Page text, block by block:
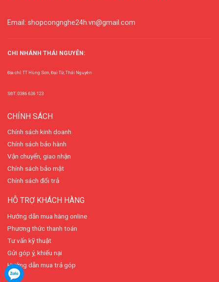
Email: shopcongnghe24h.vn@gmail.com
CHI NHÁNH THÁI NGUYÊN:
Địa chỉ: TT Hùng Sơn, Đại Từ, Thái Nguyên
SĐT: 0386 636 123
CHÍNH SÁCH
Chính sách kinh doanh
Chính sách bảo hành
Vận chuyển, giao nhận
Chính sách bảo mật
Chính sách đổi trả
HỖ TRỢ KHÁCH HÀNG
Hướng dẫn mua hàng online
Phương thức thanh toán
Tư vấn kỹ thuật
Gửi góp ý, khiếu nại
Hướng dẫn mua trả góp